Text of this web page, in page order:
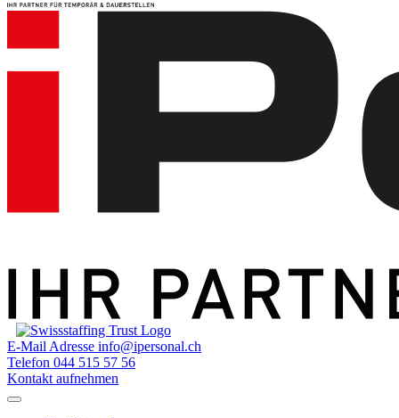
E-Mail Adresse info@ipersonal.ch
Telefon 044 515 57 56
Kontakt aufnehmen